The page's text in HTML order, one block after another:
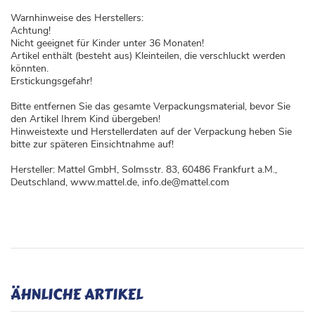
Warnhinweise des Herstellers:
Achtung!
Nicht geeignet für Kinder unter 36 Monaten!
Artikel enthält (besteht aus) Kleinteilen, die verschluckt werden
könnten.
Erstickungsgefahr!
Bitte entfernen Sie das gesamte Verpackungsmaterial, bevor Sie
den Artikel Ihrem Kind übergeben!
Hinweistexte und Herstellerdaten auf der Verpackung heben Sie
bitte zur späteren Einsichtnahme auf!
Hersteller: Mattel GmbH, Solmsstr. 83, 60486 Frankfurt a.M.,
Deutschland, www.mattel.de, info.de@mattel.com
ÄHNLICHE ARTIKEL